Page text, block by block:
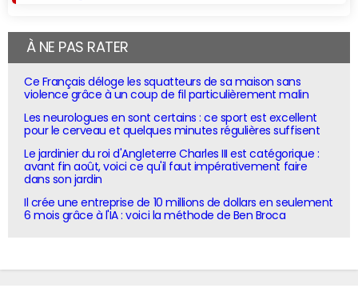
À NE PAS RATER
Ce Français déloge les squatteurs de sa maison sans
violence grâce à un coup de fil particulièrement malin
Les neurologues en sont certains : ce sport est excellent
pour le cerveau et quelques minutes régulières suffisent
Le jardinier du roi d'Angleterre Charles III est catégorique :
avant fin août, voici ce qu'il faut impérativement faire
dans son jardin
Il crée une entreprise de 10 millions de dollars en seulement
6 mois grâce à l'IA : voici la méthode de Ben Broca